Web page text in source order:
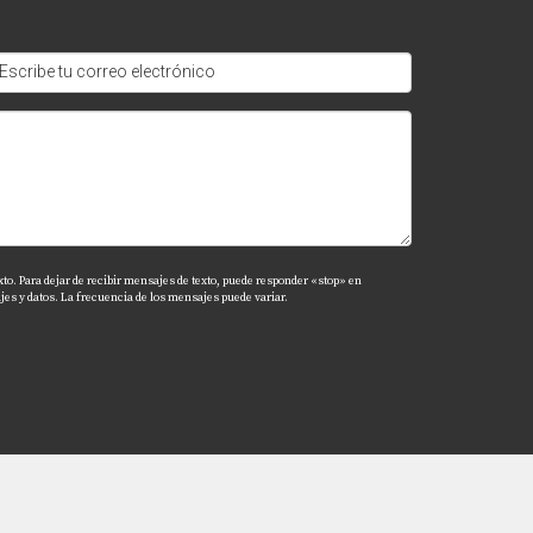
el principio.
Para dejar de recibir mensajes de texto, puede responder «stop» en
y datos. La frecuencia de los mensajes puede variar.